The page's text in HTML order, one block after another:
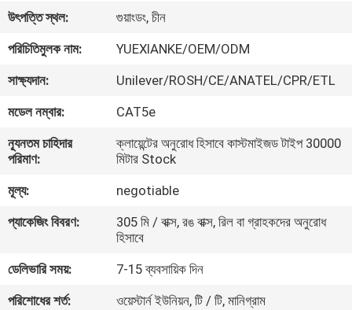
ভিডিও
আমাদের
সম্পর্কে
ভ্রমণ
নিয়ন্ত্রণ
উৎপত্তি স্থল:
গুয়াংডং, চীন
পরিচিতিমুলক নাম:
YUEXIANKE/OEM/ODM
সাক্ষ্যদান:
Unilever/ROSH/CE/ANATEL/CPR/ETL
মডেল নম্বার:
CAT5e
ন্যূনতম চাহিদার
পরিমাণ:
ক্লায়েন্টের অনুরোধ হিসাবে কাস্টমাইজড টাইপ 30000
মিটার Stock
মূল্য:
negotiable
প্যাকেজিং বিবরণ:
305 মি / বাক্স, রঙ বাক্স, রিল বা গ্রাহকদের অনুরোধ
হিসাবে
ডেলিভারি সময়:
7-15 ব্যবসায়িক দিন
পরিশোধের শর্ত:
ওয়েস্টার্ন ইউনিয়ন, টি / টি, মানিগ্রাম